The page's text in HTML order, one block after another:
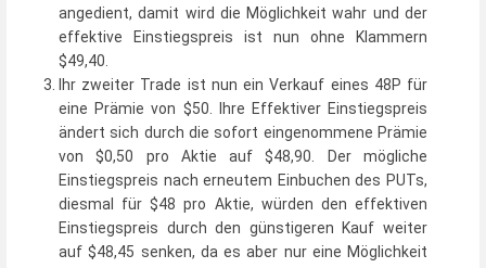
angedient, damit wird die Möglichkeit wahr und der
effektive Einstiegspreis ist nun ohne Klammern
$49,40.
Ihr zweiter Trade ist nun ein Verkauf eines 48P für
eine Prämie von $50. Ihre Effektiver Einstiegspreis
ändert sich durch die sofort eingenommene Prämie
von $0,50 pro Aktie auf $48,90. Der mögliche
Einstiegspreis nach erneutem Einbuchen des PUTs,
diesmal für $48 pro Aktie, würden den effektiven
Einstiegspreis durch den günstigeren Kauf weiter
auf $48,45 senken, da es aber nur eine Möglichkeit